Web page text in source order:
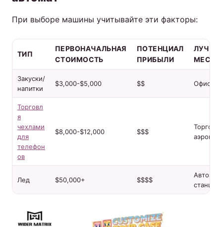
При выборе машины учитывайте эти факторы:
ТИП
ПЕРВОНАЧАЛЬНАЯ
СТОИМОСТЬ
ПОТЕНЦИАЛ
ПРИБЫЛИ
Закуски/
напитки
$3,000-$5,000 $$ Офисы,
Торговл
я
чехлами
для
телефон
ов
$8,000-$12,000 $$$
Лед $50,000+ $$$$
станции